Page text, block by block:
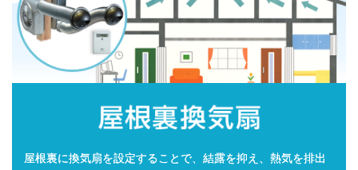
屋根裏に換気扇を設定することで、結露を抑え、熱気を排出